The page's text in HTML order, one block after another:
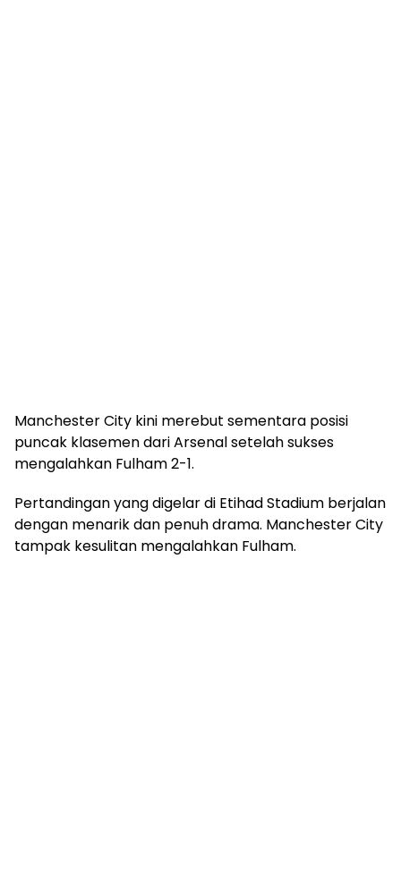
Manchester City kini merebut sementara posisi
puncak klasemen dari Arsenal setelah sukses
mengalahkan Fulham 2-1.
Pertandingan yang digelar di Etihad Stadium berjalan
dengan menarik dan penuh drama. Manchester City
tampak kesulitan mengalahkan Fulham.